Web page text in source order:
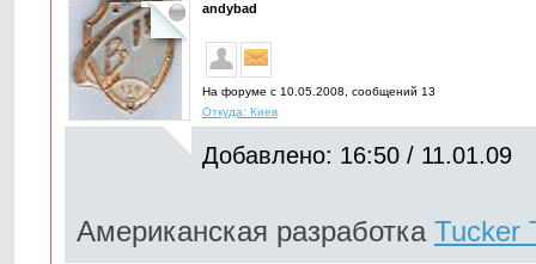
andybad
На форуме с 10.05.2008, cообщений 13
Откуда: Киев
Добавлено: 16:50 / 11.01.09
Американская разработка Tucker